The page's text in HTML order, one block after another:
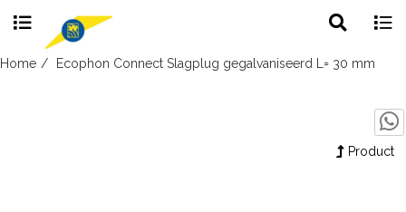
Skip
search
Home Ecophon Connect Slagplug gegalvaniseerd L= 30 mm
Product